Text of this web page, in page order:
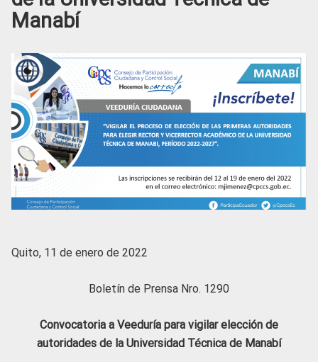
Social
Manabí
Quito, 11 de enero de 2022
Boletín de Prensa Nro. 1290
Convocatoria a Veeduría para vigilar elección de
autoridades de la Universidad Técnica de Manabí